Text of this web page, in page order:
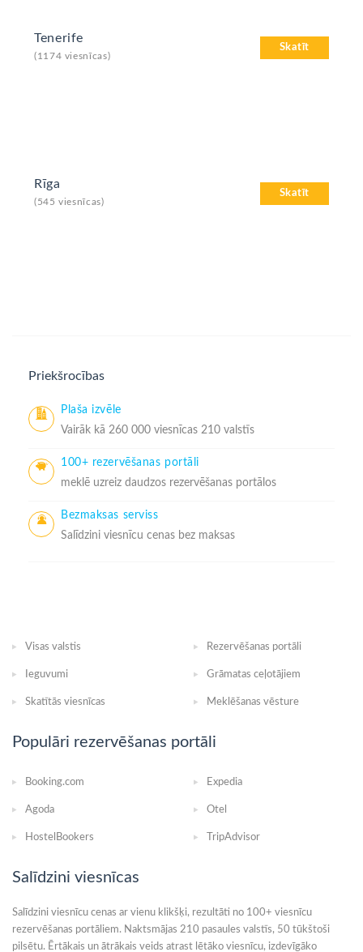
Skatīt
Tenerife
(1174 viesnīcas)
Skatīt
Rīga
(545 viesnīcas)
Priekšrocības
Plaša izvēle
Vairāk kā 260 000 viesnīcas 210 valstīs
100+ rezervēšanas portāli
meklē uzreiz daudzos rezervēšanas portālos
Bezmaksas serviss
Salīdzini viesnīcu cenas bez maksas
Visas valstis Rezervēšanas portāli
Ieguvumi Grāmatas ceļotājiem
Skatītās viesnīcas Meklēšanas vēsture
Populāri rezervēšanas portāli
Booking.com Expedia
Agoda Otel
HostelBookers TripAdvisor
Salīdzini viesnīcas
Salīdzini viesnīcu cenas ar vienu klikšķi, rezultāti no 100+ viesnīcu
rezervēšanas portāliem. Naktsmājas 210 pasaules valstīs, 50 tūkštoši
pilsētu. Ērtākais un ātrākais veids atrast lētāko viesnīcu, izdevīgāko